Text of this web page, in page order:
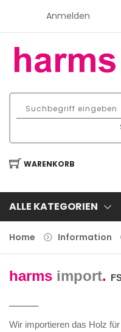
Anmelden
WARENKORB
ALLE KATEGORIEN
Home Information
harms import.
Wir importieren das Holz